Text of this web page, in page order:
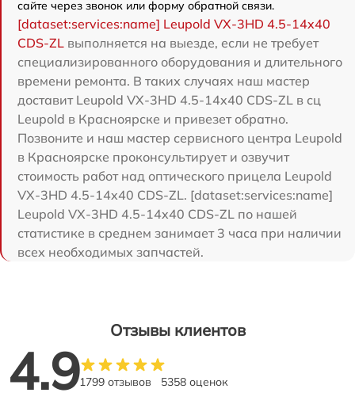
сайте через звонок или форму обратной связи.
[dataset:services:name] Leupold VX-3HD 4.5-14x40
CDS-ZL выполняется на выезде, если не требует
специализированного оборудования и длительного
времени ремонта. В таких случаях наш мастер
доставит Leupold VX-3HD 4.5-14x40 CDS-ZL в сц
Leupold в Красноярске и привезет обратно.
Позвоните и наш мастер сервисного центра Leupold
в Красноярске проконсультирует и озвучит
стоимость работ над оптического прицела Leupold
VX-3HD 4.5-14x40 CDS-ZL. [dataset:services:name]
Leupold VX-3HD 4.5-14x40 CDS-ZL по нашей
статистике в среднем занимает 3 часа при наличии
всех необходимых запчастей.
Отзывы клиентов
4.91799 отзывов 5358 оценок